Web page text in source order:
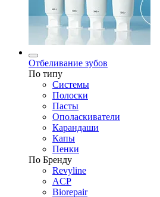
Отбеливание зубов
По типу
Системы
Полоски
Пасты
Ополаскиватели
Карандаши
Капы
Пенки
По Бренду
Revyline
ACP
Biorepair